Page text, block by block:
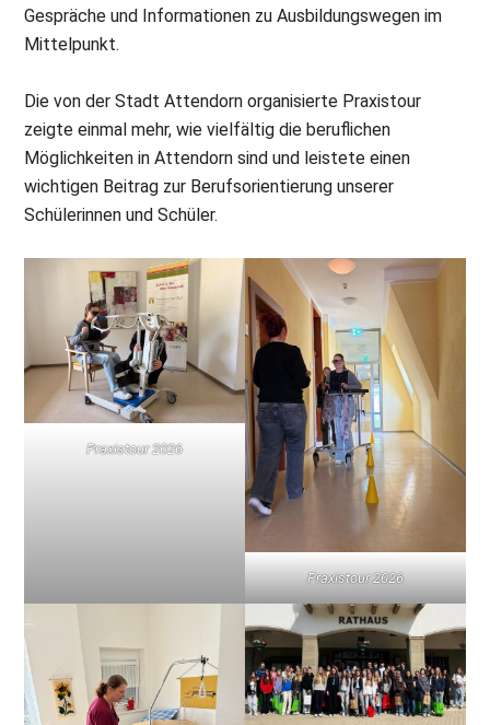
Gespräche und Informationen zu Ausbildungswegen im
Mittelpunkt.
Die von der Stadt Attendorn organisierte Praxistour
zeigte einmal mehr, wie vielfältig die beruflichen
Möglichkeiten in Attendorn sind und leistete einen
wichtigen Beitrag zur Berufsorientierung unserer
Schülerinnen und Schüler.
Praxistour 2026
Praxistour 2026